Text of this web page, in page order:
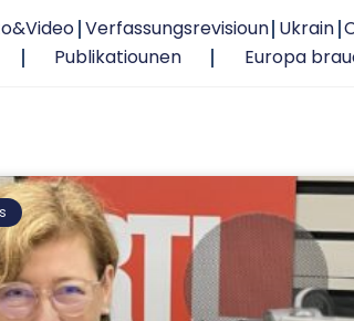
Verfassungsrevisioun Ukrain
Publikatiounen Europa